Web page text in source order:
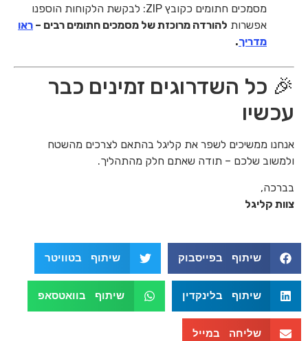
מסמכים חתומים כקובץ ZIP: לבקשת הלקוחות הוספנו
אפשרות להורדה מרוכזת של מסמכים חתומים רבים – ראו
מדריך.
🎉 כל השדרוגים זמינים כבר
עכשיו
אנחנו ממשיכים לשפר את קליגל בהתאם לצרכים מהשטח
ולמשוב שלכם – תודה שאתם חלק מהתהליך.
בברכה,
צוות קליגל
שיתוף בפייסבוק שיתוף בטוויטר
שיתוף בלינקדין שיתוף בוואטסאפ
שליחה במייל